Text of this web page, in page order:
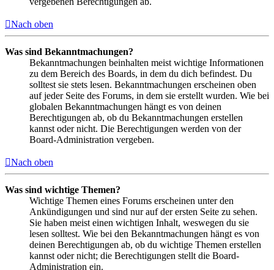
Nach oben
Was sind Bekanntmachungen?
Bekanntmachungen beinhalten meist wichtige Informationen
zu dem Bereich des Boards, in dem du dich befindest. Du
solltest sie stets lesen. Bekanntmachungen erscheinen oben
auf jeder Seite des Forums, in dem sie erstellt wurden. Wie bei
globalen Bekanntmachungen hängt es von deinen
Berechtigungen ab, ob du Bekanntmachungen erstellen
kannst oder nicht. Die Berechtigungen werden von der
Board-Administration vergeben.
Nach oben
Was sind wichtige Themen?
Wichtige Themen eines Forums erscheinen unter den
Ankündigungen und sind nur auf der ersten Seite zu sehen.
Sie haben meist einen wichtigen Inhalt, weswegen du sie
lesen solltest. Wie bei den Bekanntmachungen hängt es von
deinen Berechtigungen ab, ob du wichtige Themen erstellen
kannst oder nicht; die Berechtigungen stellt die Board-
Administration ein.